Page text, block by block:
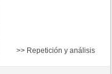
>> Repetición y análisis